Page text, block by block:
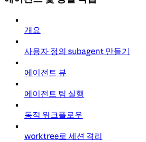
개요
사용자 정의 subagent 만들기
에이전트 뷰
에이전트 팀 실행
동적 워크플로우
worktree로 세션 격리